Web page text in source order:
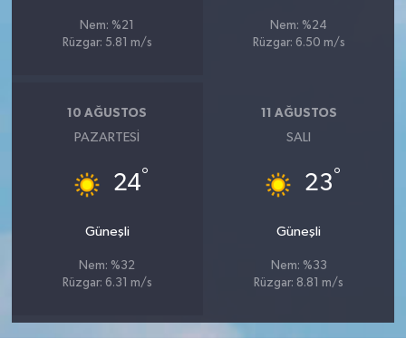
Nem: %21
Rüzgar: 5.81 m/s
Nem: %24
Rüzgar: 6.50 m/s
10 AĞUSTOS
PAZARTESI
24°
Güneşli
Nem: %32
Rüzgar: 6.31 m/s
11 AĞUSTOS
SALI
23°
Güneşli
Nem: %33
Rüzgar: 8.81 m/s